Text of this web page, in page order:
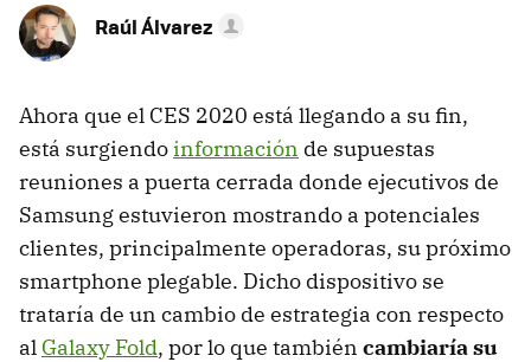
Raúl Álvarez
Ahora que el CES 2020 está llegando a su fin,
está surgiendoinformación de supuestas
reuniones a puerta cerrada donde ejecutivos de
Samsung estuvieron mostrando a potenciales
clientes, principalmente operadoras, su próximo
smartphone plegable. Dicho dispositivo se
trataría de un cambio de estrategia con respecto
al Galaxy Fold, por lo que también cambiaría su